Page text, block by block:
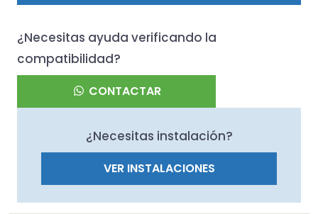
¿Necesitas ayuda verificando la
compatibilidad?
CONTACTAR
¿Necesitas instalación?
VER INSTALACIONES